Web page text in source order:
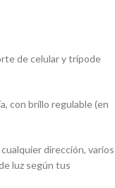
de celular y trípode
con brillo regulable (en
dirección, varios
luz según tus